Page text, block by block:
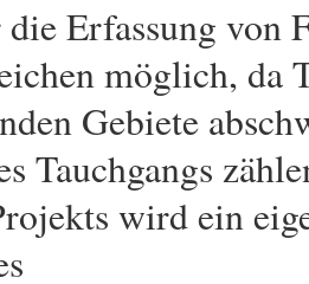
Erfassung von
möglich, da
Gebiete
Tauchgangs
wird ein